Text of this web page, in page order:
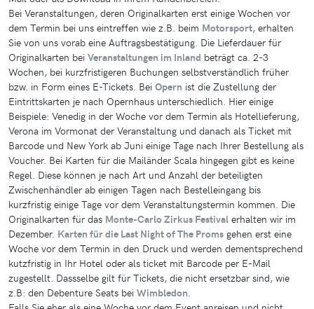
Bei Veranstaltungen, deren Originalkarten erst einige Wochen vor
dem Termin bei uns eintreffen wie z.B. beim Motorsport, erhalten
Sie von uns vorab eine Auftragsbestätigung. Die Lieferdauer für
Originalkarten bei Veranstaltungen im Inland beträgt ca. 2-3
Wochen, bei kurzfristigeren Buchungen selbstverständlich früher
bzw. in Form eines E-Tickets. Bei Opern ist die Zustellung der
Eintrittskarten je nach Opernhaus unterschiedlich. Hier einige
Beispiele: Venedig in der Woche vor dem Termin als Hotellieferung,
Verona im Vormonat der Veranstaltung und danach als Ticket mit
Barcode und New York ab Juni einige Tage nach Ihrer Bestellung als
Voucher. Bei Karten für die Mailänder Scala hingegen gibt es keine
Regel. Diese können je nach Art und Anzahl der beteiligten
Zwischenhändler ab einigen Tagen nach Bestelleingang bis
kurzfristig einige Tage vor dem Veranstaltungstermin kommen. Die
Originalkarten für das Monte-Carlo Zirkus Festival erhalten wir im
Dezember. Karten für die Last Night of The Proms gehen erst eine
Woche vor dem Termin in den Druck und werden dementsprechend
kutzfristig in Ihr Hotel oder als ticket mit Barcode per E-Mail
zugestellt. Dassselbe gilt für Tickets, die nicht ersetzbar sind, wie
z.B: den Debenture Seats bei Wimbledon.